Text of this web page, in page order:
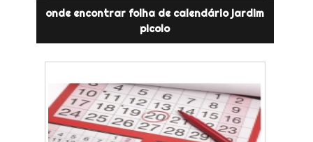
onde encontrar folha de calendário jardim
picolo